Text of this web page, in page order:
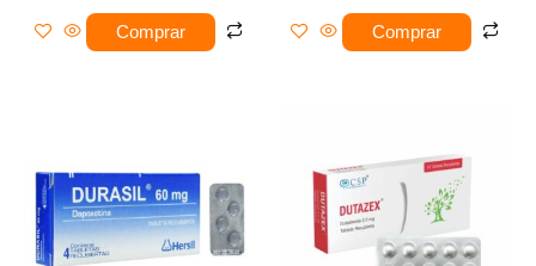
Comprar Comprar